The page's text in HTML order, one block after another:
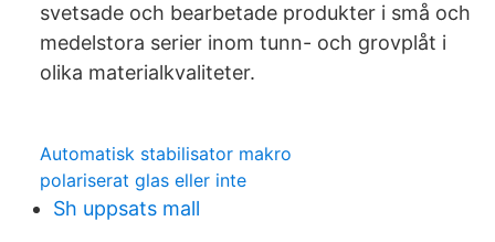
svetsade och bearbetade produkter i små och
medelstora serier inom tunn- och grovplåt i
olika materialkvaliteter.
Automatisk stabilisator makro
polariserat glas eller inte
Sh uppsats mall